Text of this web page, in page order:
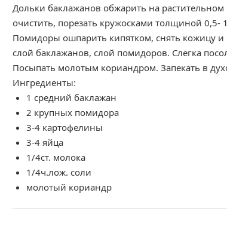
Дольки баклажанов обжарить на растительном
очистить, порезать кружосками толщиной 0,5-
Помидоры ошпарить кипятком, снять кожицу и
слой баклажанов, слой помидоров. Слегка
Посыпать молотым кориандром. Запекать в
Ингредиенты:
1 средний баклажан
2 крупных помидора
3-4 картофелины
3-4 яйца
1/4ст. молока
1/4ч.лож. соли
молотый кориандр